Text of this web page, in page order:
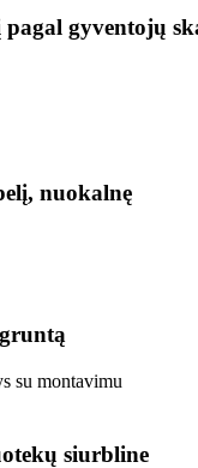
gyventojų
nuokalnę
siurbline